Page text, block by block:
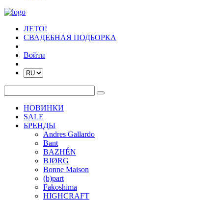
ЛЕТО!
СВАДЕБНАЯ ПОДБОРКА
Войти
НОВИНКИ
SALE
БРЕНДЫ
Andres Gallardo
Bant
BAZHÉN
BJØRG
Bonne Maison
(b)part
Fakoshima
HIGHCRAFT